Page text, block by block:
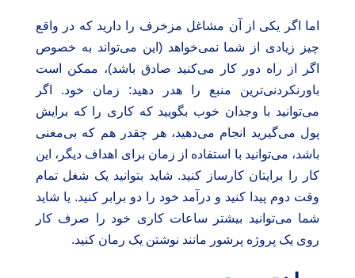
اما اگر یکی از آن مشاغل مزخرف را دارید که در واقع
چیز زیادی از شما نمی‌خواهد (این می‌تواند به خصوص
اگر از راه دور کار می‌کنید صادق باشد)، ممکن است
باورنکردنی‌ترین منبع را هدر دهید: زمان خود. اگر
می‌توانید با وجدان خوب بگویید که کاری را که برایش
پول می‌گیرید انجام می‌دهید، هر چقدر هم که بی‌معنی
باشد، می‌توانید با استفاده از زمان برای اهداف دیگر، این
کار را برایتان کارساز کنید. شاید بتوانید یک شغل تمام
وقت دوم پیدا کنید و درآمد خود را دو برابر کنید. یا شاید
شما می‌توانید بیشتر ساعات کاری خود را صرف کار
روی یک پروژه پرشور مانند نوشتن یک رمان کنید.